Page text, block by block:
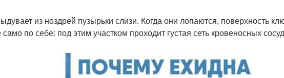
из ноздрей пузырьки слизи. Когда они лопаются, поверхность
по себе: под этим участком проходит густая сеть кровеносных